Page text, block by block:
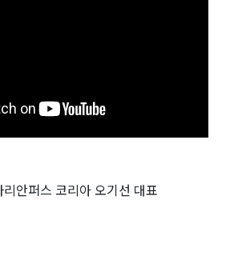
안퍼스 코리아 오기선 대표